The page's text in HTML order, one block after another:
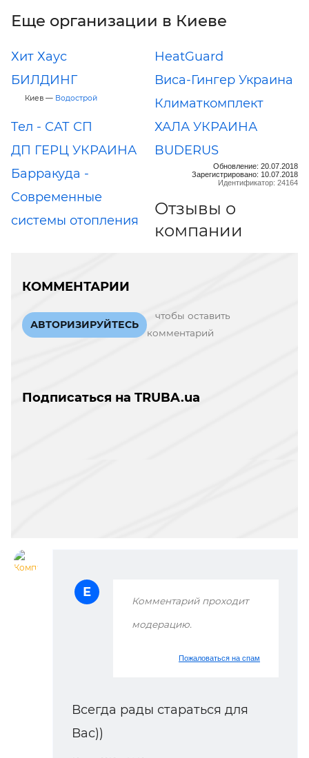
Еще организации в Киеве
Хит Хаус
HeatGuard
БИЛДИНГ
Киев — Водострой
Виса-Гингер Украина
Климаткомплект
Tел - САТ СП
ХАЛА УКРАИНА
ДП ГЕРЦ УКРАИНА
BUDERUS
Барракуда -
Современные
системы отопления
Обновление: 20.07.2018
Зарегистрировано: 10.07.2018
Идентификатор: 24164
Отзывы о
компании
КОММЕНТАРИИ
АВТОРИЗИРУЙТЕСЬ
чтобы оставить
комментарий
Подписаться на TRUBA.ua
Е
Комментарий проходит
модерацию.
Пожаловаться на спам
Всегда рады стараться для
Вас))